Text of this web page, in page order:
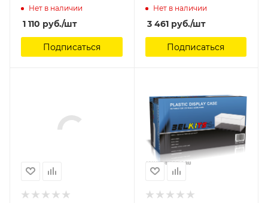
Нет в наличии
1 110 руб./шт
Подписаться
5.5см) с зеркальной
площадкой. Tamiya
Нет в наличии
3 461руб./шт
Подписаться